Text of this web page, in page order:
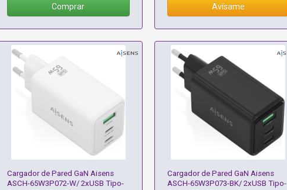
Comprar Avísame
Cargador de Pared GaN Aisens
ASCH-65W3P072-W/ 2xUSB Tipo-
Cargador de Pared GaN Aisens
ASCH-65W3P073-BK/ 2xUSB Tipo-